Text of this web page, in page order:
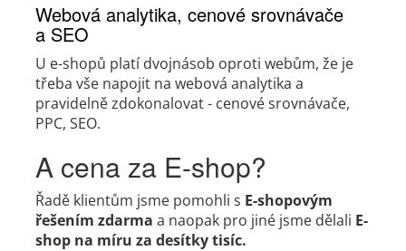
Webová analytika, cenové srovnávače
a SEO
U e-shopů platí dvojnásob oproti webům, že je
třeba vše napojit na webová analytika a
pravidelně zdokonalovat - cenové srovnávače,
PPC, SEO.
A cena za E-shop?
Řadě klientům jsme pomohli s E-shopovým
řešením zdarma a naopak pro jiné jsme dělali E-
shop na míru za desítky tisíc.